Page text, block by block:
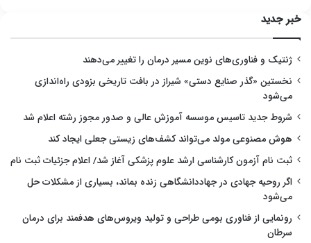
خبر جدید
ژنتیک و فناوری‌های نوین مسیر درمان را تغییر می‌دهند
نخستین «گذر صنایع دستی» شیراز در بافت تاریخی بزودی راه‌اندازی
می‌شود
شروط جدید تاسیس موسسه آموزش عالی و صدور مجوز رشته اعلام شد
هوش مصنوعی مولد می‌تواند کشف‌های زیستی جعلی ایجاد کند
ثبت نام آزمون کارشناسی ارشد علوم پزشکی آغاز شد/ اعلام جزئیات ثبت نام
اگر روحیه جهادی در جهاددانشگاهی زنده بماند، بسیاری از مشکلات حل
می‌شود
رونمایی از فناوری بومی طراحی و تولید ویروس‌های هدفمند برای درمان
سرطان